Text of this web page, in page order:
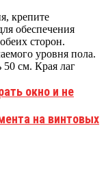
крепите
обеспечения
сторон.
уровня пола.
см. Края лаг
окно и не
на винтовых